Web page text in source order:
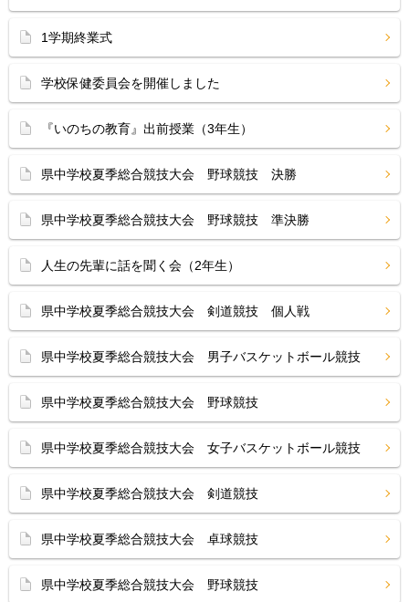
1学期終業式
学校保健委員会を開催しました
『いのちの教育』出前授業（3年生）
県中学校夏季総合競技大会 野球競技 決勝
県中学校夏季総合競技大会 野球競技 準決勝
人生の先輩に話を聞く会（2年生）
県中学校夏季総合競技大会 剣道競技 個人戦
県中学校夏季総合競技大会 男子バスケットボール競技
県中学校夏季総合競技大会 野球競技
県中学校夏季総合競技大会 女子バスケットボール競技
県中学校夏季総合競技大会 剣道競技
県中学校夏季総合競技大会 卓球競技
県中学校夏季総合競技大会 野球競技